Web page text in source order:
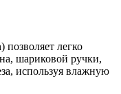
позволяет легко
шариковой ручки,
используя влажную